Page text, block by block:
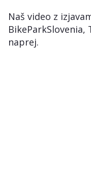
Naš video z
naprej.